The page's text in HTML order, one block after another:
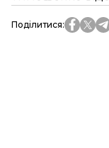
Поділитися: